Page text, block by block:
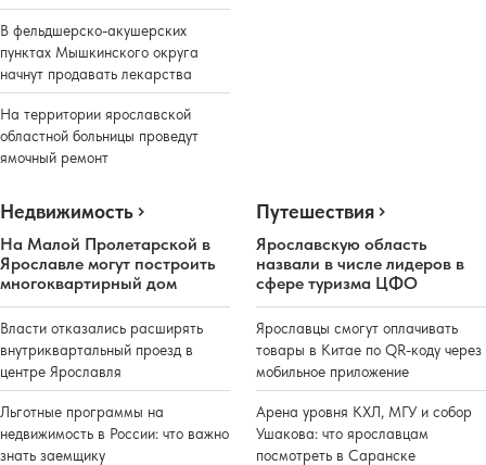
В фельдшерско-акушерских
пунктах Мышкинского округа
начнут продавать лекарства
На территории ярославской
областной больницы проведут
ямочный ремонт
Недвижимость
На Малой Пролетарской в
Ярославле могут построить
многоквартирный дом
Власти отказались расширять
внутриквартальный проезд в
центре Ярославля
Льготные программы на
недвижимость в России: что важно
знать заемщику
Путешествия
Ярославскую область
назвали в числе лидеров в
сфере туризма ЦФО
Ярославцы смогут оплачивать
товары в Китае по QR-коду через
мобильное приложение
Арена уровня КХЛ, МГУ и собор
Ушакова: что ярославцам
посмотреть в Саранске